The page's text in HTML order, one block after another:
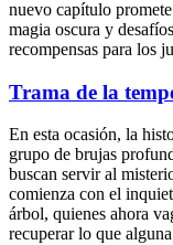
nuevo capítulo
magia oscura y
recompensas para los
Trama de la
En esta ocasión, la
grupo de brujas
buscan servir al
comienza con el
árbol, quienes ahora
recuperar lo que